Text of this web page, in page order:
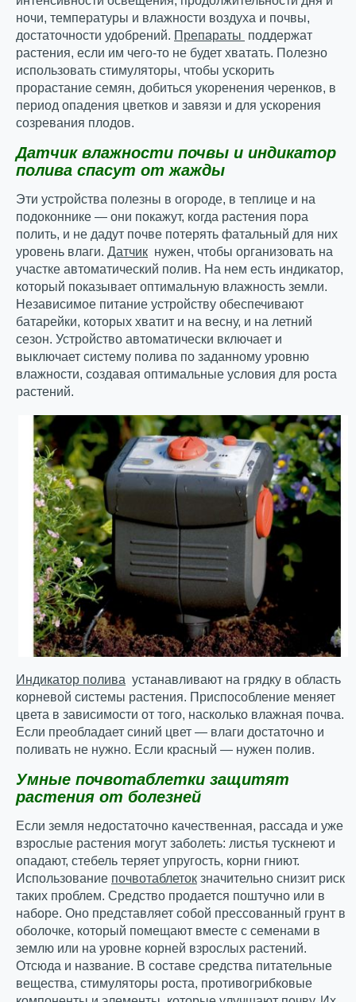
ночи, температуры и влажности воздуха и почвы,
достаточности удобрений. Препараты поддержат
растения, если им чего-то не будет хватать. Полезно
использовать стимуляторы, чтобы ускорить
прорастание семян, добиться укоренения черенков, в
период опадения цветков и завязи и для ускорения
созревания плодов.
Датчик влажности почвы и индикатор
полива спасут от жажды
Эти устройства полезны в огороде, в теплице и на
подоконнике — они покажут, когда растения пора
полить, и не дадут почве потерять фатальный для них
уровень влаги. Датчик нужен, чтобы организовать на
участке автоматический полив. На нем есть индикатор,
который показывает оптимальную влажность земли.
Независимое питание устройству обеспечивают
батарейки, которых хватит и на весну, и на летний
сезон. Устройство автоматически включает и
выключает систему полива по заданному уровню
влажности, создавая оптимальные условия для роста
растений.
Индикатор полива устанавливают на грядку в область
корневой системы растения. Приспособление меняет
цвета в зависимости от того, насколько влажная почва.
Если преобладает синий цвет — влаги достаточно и
поливать не нужно. Если красный — нужен полив.
Умные почвотаблетки защитят
растения от болезней
Если земля недостаточно качественная, рассада и уже
взрослые растения могут заболеть: листья тускнеют и
опадают, стебель теряет упругость, корни гниют.
Использование почвотаблеток значительно снизит риск
таких проблем. Средство продается поштучно или в
наборе. Оно представляет собой прессованный грунт в
оболочке, который помещают вместе с семенами в
землю или на уровне корней взрослых растений.
Отсюда и название. В составе средства питательные
вещества, стимуляторы роста, противогрибковые